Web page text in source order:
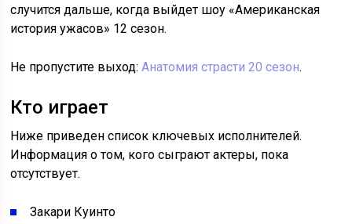
случится дальше, когда выйдет шоу «Американская
история ужасов» 12 сезон.
Не пропустите выход:Анатомия страсти 20 сезон.
Кто играет
Ниже приведен список ключевых исполнителей.
Информация о том, кого сыграют актеры, пока
отсутствует.
Закари Куинто